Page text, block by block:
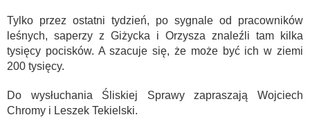
Tylko przez ostatni tydzień, po sygnale od pracowników
leśnych, saperzy z Giżycka i Orzysza znaleźli tam kilka
tysięcy pocisków. A szacuje się, że może być ich w ziemi
200 tysięcy.
Do wysłuchania Śliskiej Sprawy zapraszają Wojciech
Chromy i Leszek Tekielski.